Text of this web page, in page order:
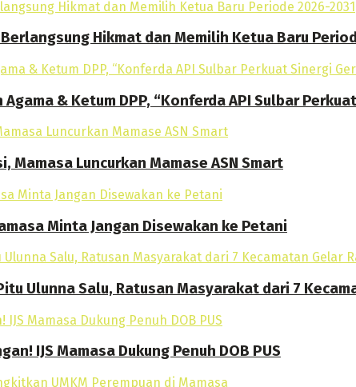
Hikmat dan Memilih Ketua Baru
& Ketum DPP, “Konferda API Sulbar
Mamasa Luncurkan Mamase ASN Smart
Minta Jangan Disewakan ke Petani
Ulunna Salu, Ratusan Masyarakat dari 7
IJS Mamasa Dukung Penuh DOB PUS